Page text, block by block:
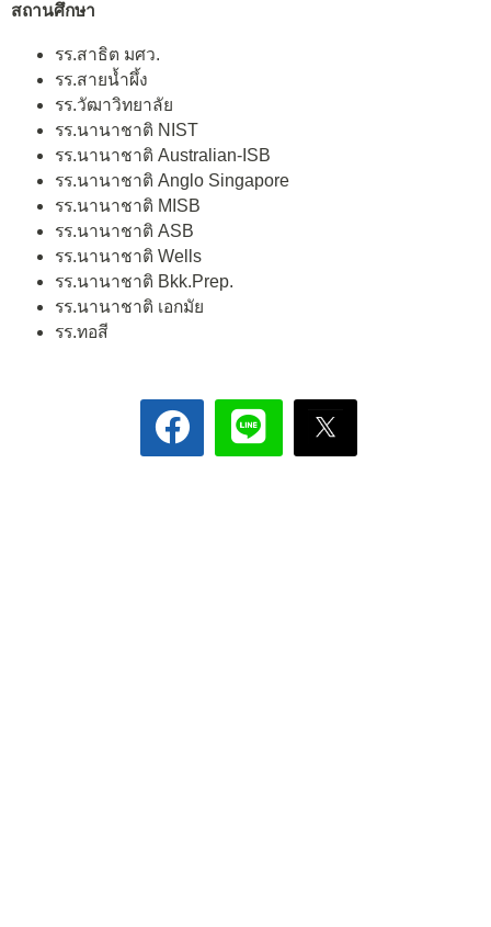
สถานศึกษา
รร.สาธิต มศว.
รร.สายน้ำผึ้ง
รร.วัฒาวิทยาลัย
รร.นานาชาติ NIST
รร.นานาชาติ Australian-ISB
รร.นานาชาติ Anglo Singapore
รร.นานาชาติ MISB
รร.นานาชาติ ASB
รร.นานาชาติ Wells
รร.นานาชาติ Bkk.Prep.
รร.นานาชาติ เอกมัย
รร.ทอสี